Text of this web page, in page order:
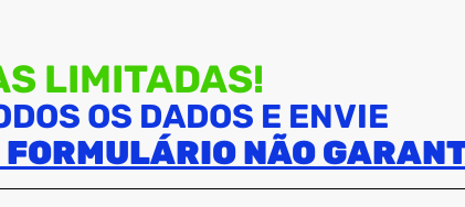
LIMITADAS!
OS DADOS E ENVIE
NÃO